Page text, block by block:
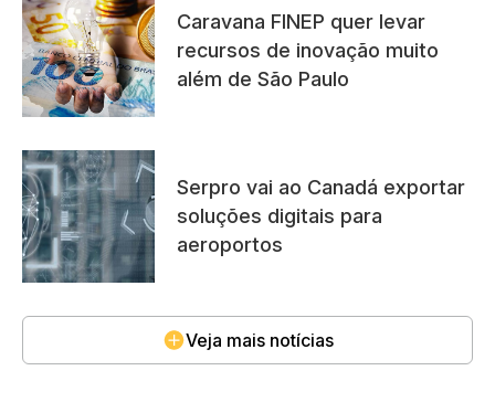
Caravana FINEP quer levar
recursos de inovação muito
além de São Paulo
Serpro vai ao Canadá exportar
soluções digitais para
aeroportos
Veja mais notícias